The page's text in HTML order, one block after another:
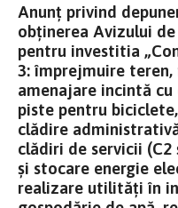
Anunț privind
obținerea Avizului
pentru investitia
3: împrejmuire teren,
amenajare incintă
piste pentru
clădire
clădiri de servicii
și stocare energie
realizare utilități în